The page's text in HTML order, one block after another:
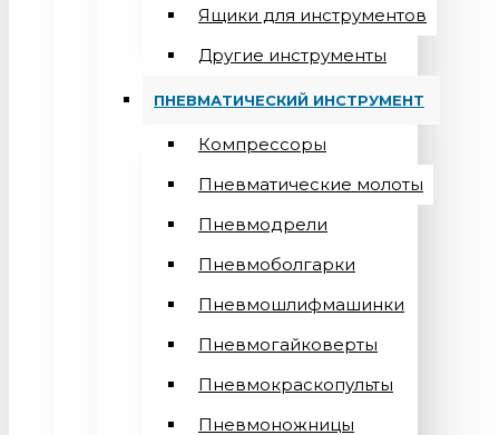
Ящики для инструментов
Другие инструменты
ПНЕВМАТИЧЕСКИЙ ИНСТРУМЕНТ
Компрессоры
Пневматические молоты
Пневмодрели
Пневмоболгарки
Пневмошлифмашинки
Пневмогайковерты
Пневмокраскопульты
Пневмоножницы